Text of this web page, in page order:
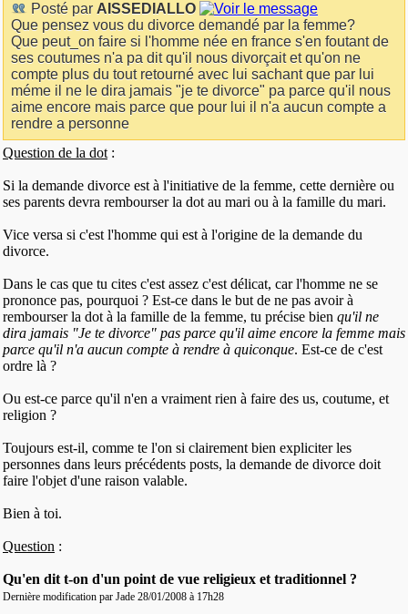
Posté par AISSEDIALLO
Que pensez vous du divorce demandé par la femme?
Que peut_on faire si l'homme née en france s'en foutant de
ses coutumes n'a pa dit qu'il nous divorçait et qu'on ne
compte plus du tout retourné avec lui sachant que par lui
méme il ne le dira jamais "je te divorce" pa parce qu'il nous
aime encore mais parce que pour lui il n'a aucun compte a
rendre a personne
Question de la dot :
Si la demande divorce est à l'initiative de la femme, cette dernière ou
ses parents devra rembourser la dot au mari ou à la famille du mari.
Vice versa si c'est l'homme qui est à l'origine de la demande du
divorce.
Dans le cas que tu cites c'est assez c'est délicat, car l'homme ne se
prononce pas, pourquoi ? Est-ce dans le but de ne pas avoir à
rembourser la dot à la famille de la femme, tu précise bien qu'il ne
dira jamais "Je te divorce" pas parce qu'il aime encore la femme mais
parce qu'il n'a aucun compte à rendre à quiconque. Est-ce de c'est
ordre là ?
Ou est-ce parce qu'il n'en a vraiment rien à faire des us, coutume, et
religion ?
Toujours est-il, comme te l'on si clairement bien expliciter les
personnes dans leurs précédents posts, la demande de divorce doit
faire l'objet d'une raison valable.
Bien à toi.
Question :
Qu'en dit t-on d'un point de vue religieux et traditionnel ?
Dernière modification par Jade 28/01/2008 à 17h28